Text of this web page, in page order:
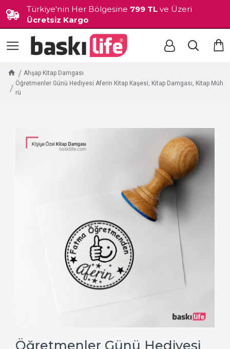
Türkiye'nin Her Bölgesine 799 TL ve Üzeri
Ücretsiz Kargo
Ahşap Kitap Damgası
Öğretmenler Günü Hediyesi Aferin Kitap Kaşesi, Kitap Damgası, Kitap Müh
rü
Öğretmenler Günü Hediyesi